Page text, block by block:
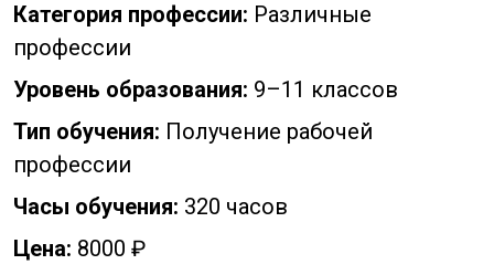
Категория профессии: Различные
профессии
Уровень образования: 9–11 классов
Тип обучения: Получение рабочей
профессии
Часы обучения: 320 часов
Цена: 8000 ₽